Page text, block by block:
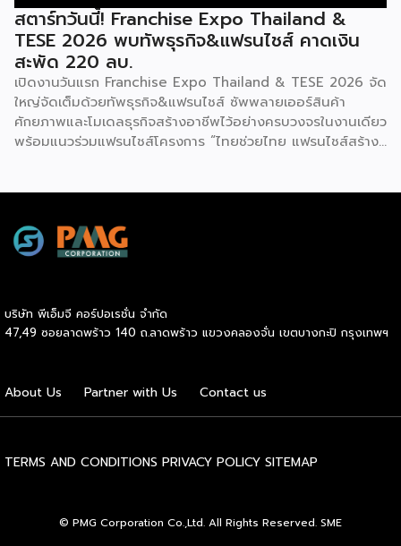
สตาร์ทวันนี้! Franchise Expo Thailand &
TESE 2026 พบทัพธุรกิจ&แฟรนไชส์ คาดเงิน
สะพัด 220 ลบ.
เปิดงานวันแรก Franchise Expo Thailand & TESE 2026 จัด
ใหญ่จัดเต็มด้วยทัพธุรกิจ&แฟรนไชส์ ซัพพลายเออร์สินค้า
ศักยภาพและโมเดลธุรกิจสร้างอาชีพไว้อย่างครบวงจรในงานเดียว
พร้อมแนวร่วมแฟรนไชส์โครงการ “ไทยช่วยไทย แฟรนไชส์สร้าง
ความรู้โดยผู้ทรงคุณวุฒิคับคั่ง และกิจกรรมเจรจาจับคู่ธุรกิจทั้งใน
และต่างประเทศ งานจัดต่อเนื่องระหว่างวันที่ 6-9 สิงหาคมนี้ ที่
ธุรกิจการค้า กระทรวงพาณิชย์ กล่าวว่า งาน ” Franchise Expo
Thailand & Thailand E-Commerce Selection Expo
บริษัท พีเอ็มจี คอร์ปอเรชั่น จำกัด
47,49 ซอยลาดพร้าว 140 ถ.ลาดพร้าว แขวงคลองจั่น เขตบางกะปิ กรุงเทพฯ
About Us Partner with Us Contact us
TERMS AND CONDITIONS PRIVACY POLICY SITEMAP
© PMG Corporation Co.,Ltd. All Rights Reserved. SME